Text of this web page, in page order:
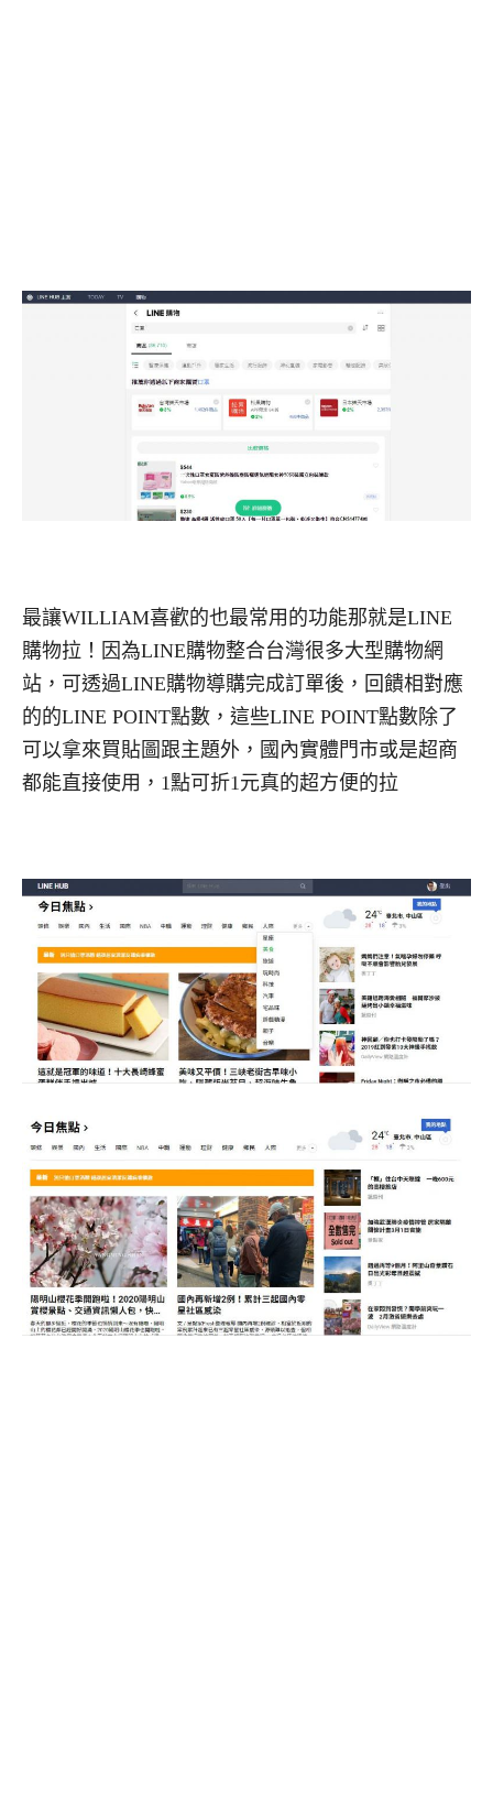
最讓WILLIAM喜歡的也最常用的功能那就是LINE
購物拉！因為LINE購物整合台灣很多大型購物網
站，可透過LINE購物導購完成訂單後，回饋相對應
的的LINE POINT點數，這些LINE POINT點數除了
可以拿來買貼圖跟主題外，國內實體門市或是超商
都能直接使用，1點可折1元真的超方便的拉